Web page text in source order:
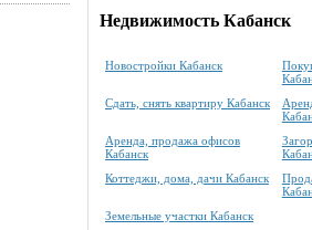
Недвижимость Кабанск
Новостройки Кабанск
Сдать, снять квартиру Кабанск
Аренда, продажа офисов
Кабанск
Коттеджи, дома, дачи Кабанск
Земельные участки Кабанск